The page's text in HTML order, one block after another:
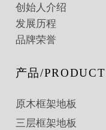
创始人介绍
发展历程
品牌荣誉
产品/PRODUCT
原木框架地板
三层框架地板